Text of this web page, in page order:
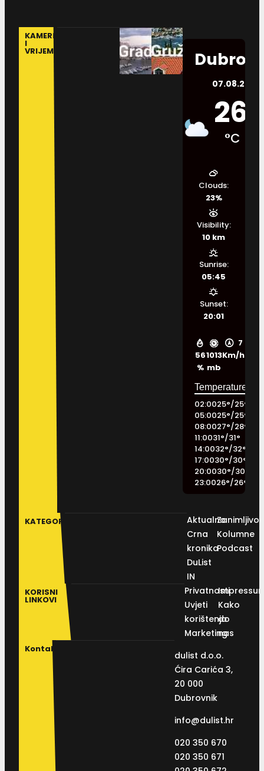
KAMERE
I
VRIJEME
07.08.2026.
26
°C
56
%
1013
mb
7
Km/h
Clouds:
23%
Visibility:
10 km
Sunrise:
05:45
Sunset:
20:01
02:0025°/25°
05:0025°/25°
08:0027°/28°
11:0031°/31°
14:0032°/32°
17:0030°/30°
20:0030°/30
23:0026°/26°
KATEGORIJE
Aktualno
Crna
kronika
DuList
IN
Kolumne
Podcast
KORISNI
LINKOVI
Privatnosti
Uvjeti
korištenja
Marketing
Kako
do
nas
Kontakt
dulist d.o.o.
Ćira Carića 3,
20 000
Dubrovnik
info@dulist.hr
020 350 670
020 350 671